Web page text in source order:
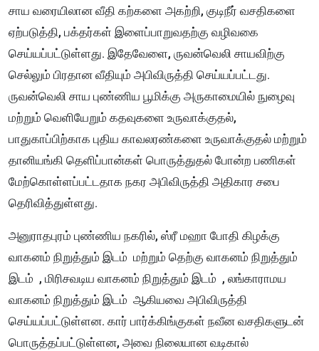
சாய வரையிலான வீதி கற்களை அகற்றி, குடிநீர் வசதிகளை
ஏற்படுத்தி, பக்தர்கள் இளைப்பாறுவதற்கு வழிவகை
செய்யப்பட்டுள்ளது. இதேவேளை, ருவன்வெலி சாயவிற்கு
செல்லும் பிரதான வீதியும் அபிவிருத்தி செய்யப்பட்டது.
ருவன்வெலி சாய புண்ணிய பூமிக்கு அருகாமையில் நுழைவு
மற்றும் வெளியேறும் கதவுகளை உருவாக்குதல்,
பாதுகாப்பிற்காக புதிய காவலரண்களை உருவாக்குதல் மற்றும்
தானியங்கி தெளிப்பான்கள் பொருத்துதல் போன்ற பணிகள்
மேற்கொள்ளப்பட்டதாக நகர அபிவிருத்தி அதிகார சபை
தெரிவித்துள்ளது.
அனுராதபுரம் புண்ணிய நகரில், ஸ்ரீ மஹா போதி கிழக்கு
வாகனம் நிறுத்தும் இடம் மற்றும் தெற்கு வாகனம் நிறுத்தும்
இடம் , மிரிசவடிய வாகனம் நிறுத்தும் இடம் , லங்காராமய
வாகனம் நிறுத்தும் இடம் ஆகியவை அபிவிருத்தி
செய்யப்பட்டுள்ளன. கார் பார்க்கிங்குகள் நவீன வசதிகளுடன்
பொருத்தப்பட்டுள்ளன, அவை நிலையான வடிகால்